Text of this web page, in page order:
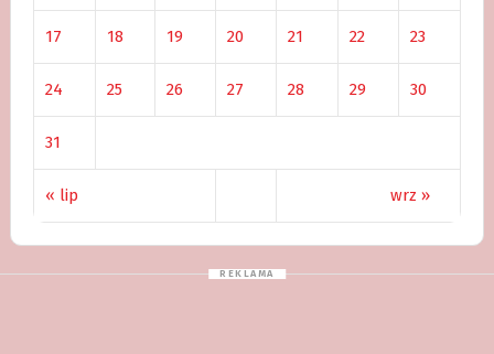
« lip wrz »
17 18 19 20 21 22 23
24 25 26 27 28 29 30
31